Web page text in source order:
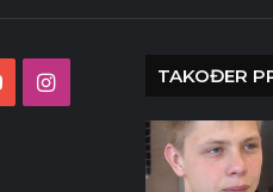
YouTubeInstagram TAKOĐER